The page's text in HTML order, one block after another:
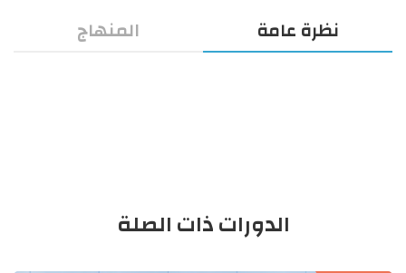
الطرق
التفاعلية
نظرة عامة المنهاج
الدورات ذات الصلة